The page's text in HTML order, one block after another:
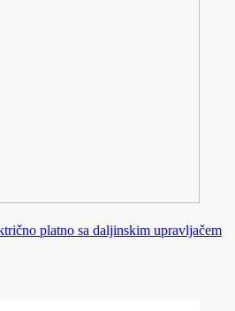
platno sa daljinskim upravljačem